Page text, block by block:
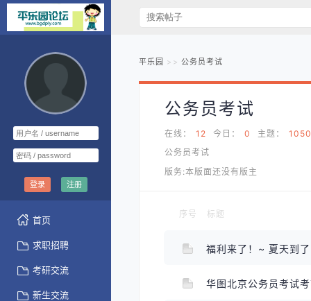
登录 注册
首页
求职招聘
考研交流
新生交流
平乐园 公务员考试
公务员考试
在线： 12 今日： 0 主题：
1050
公务员考试
版务:本版面还没有版主
序号 标题
福利来了！~ 夏天到
华图北京公务员考试